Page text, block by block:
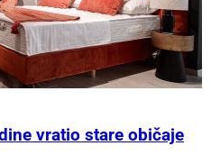
vratio stare običaje